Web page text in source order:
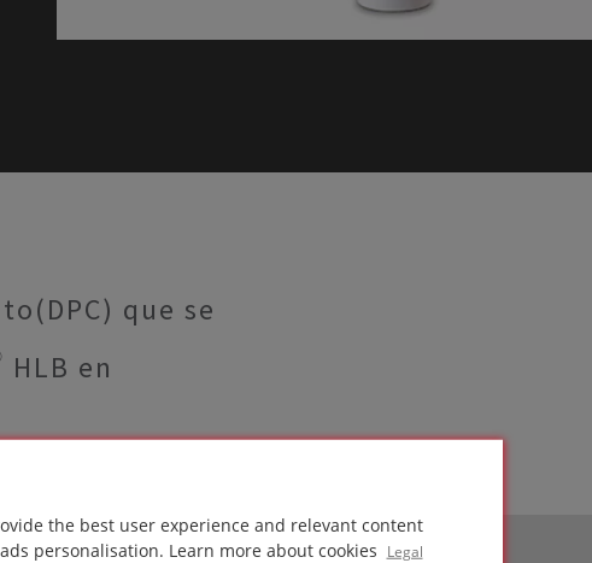
the best user experience and relevant content
personalisation. Learn more about cookies
Legal
que se
en